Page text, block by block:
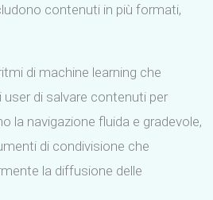
contenuti in più formati,
di machine learning che
di salvare contenuti per
la navigazione fluida e gradevole,
di condivisione che
la diffusione delle